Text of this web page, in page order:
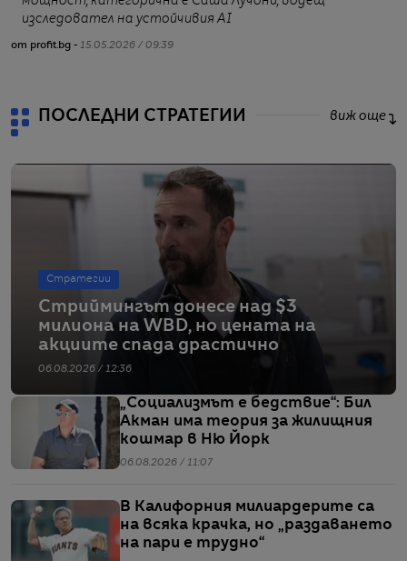
изследовател на устойчивия AI
от profit.bg - 15.05.2026 / 09:39
ПОСЛЕДНИ СТРАТЕГИИ виж още
Стратегии
Стриймингът донесе над $3
милиона на WBD, но цената на
акциите спада драстично
06.08.2026 / 12:36
„Социализмът е бедствие“: Бил
Акман има теория за жилищния
кошмар в Ню Йорк
06.08.2026 / 11:07
В Калифорния милиардерите са
на всяка крачка, но „раздаването
на пари е трудно“